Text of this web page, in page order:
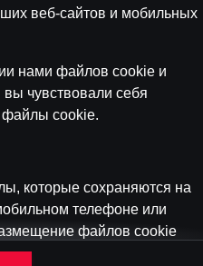
веб-сайтов и мобильных
нами файлов cookie и
чувствовали себя
файлы cookie.
которые сохраняются на
телефоне или
файлов cookie
как вы используете наши веб-